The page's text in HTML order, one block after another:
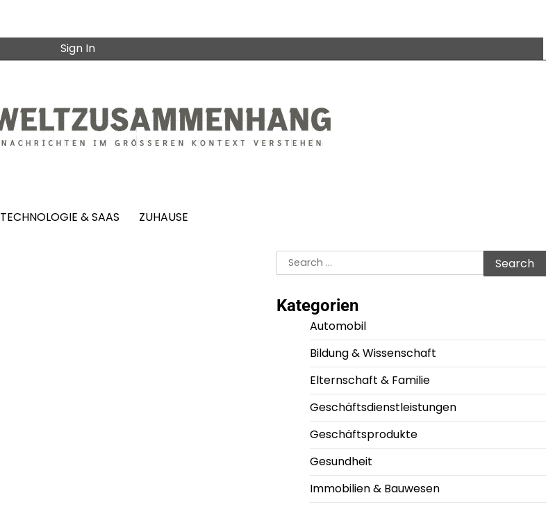
Sign In
TECHNOLOGIE & SAAS ZUHAUSE
Search
for:
Kategorien
Automobil
Bildung & Wissenschaft
Elternschaft & Familie
Geschäftsdienstleistungen
Geschäftsprodukte
Gesundheit
Immobilien & Bauwesen